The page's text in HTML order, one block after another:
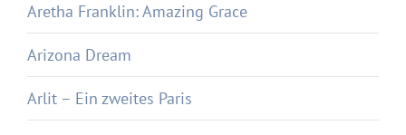
Aretha Franklin: Amazing Grace
Arizona Dream
Arlit – Ein zweites Paris